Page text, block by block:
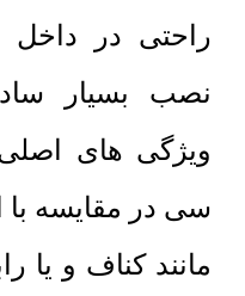
راحتی در داخل
نصب بسیار
ویژگی های
سی در مقایسه با
مانند کناف و یا